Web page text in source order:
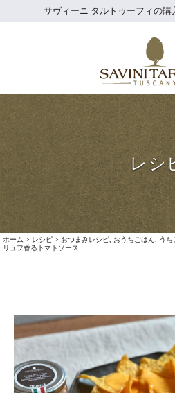
サヴィーニ タルトゥーフィの
レシ
ホーム > レシピ > おつまみレシピ おうちごはん うち
リュフ香るトマトソース